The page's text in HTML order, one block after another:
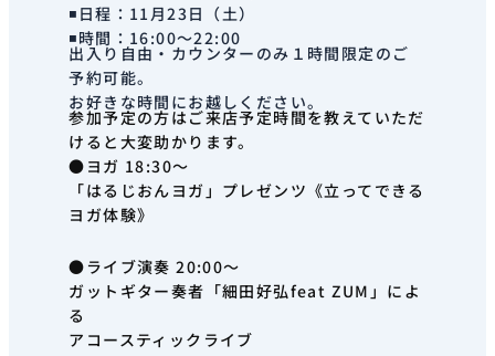
◾️日程：11月23日（土）
◾️時間：16:00〜22:00
出入り自由・カウンターのみ１時間限定のご
予約可能。
お好きな時間にお越しください。
参加予定の方はご来店予定時間を教えていただ
けると大変助かります。
●ヨガ 18:30～
「はるじおんヨガ」プレゼンツ《立ってできる
ヨガ体験》
●ライブ演奏 20:00～
ガットギター奏者「細田好弘feat ZUM」によ
る
アコースティックライブ